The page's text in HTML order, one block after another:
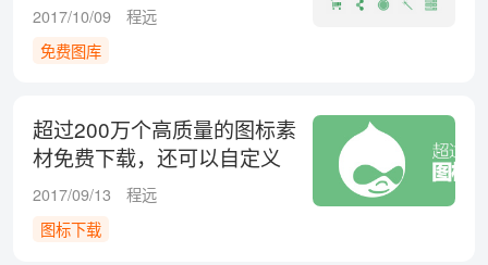
2017/10/09
程远
免费图库
超过200万个高质量的图标素
材免费下载，还可以自定义
配色和大小！
2017/09/13
程远
图标下载